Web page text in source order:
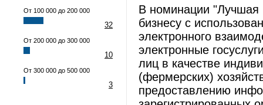
От 100 000 до 200 000
32
От 200 000 до 300 000
10
От 300 000 до 500 000
3
В номинации "Лучшая
бизнесу с
электронного
электронные
лиц в качестве
(фермерских)
предоставлению